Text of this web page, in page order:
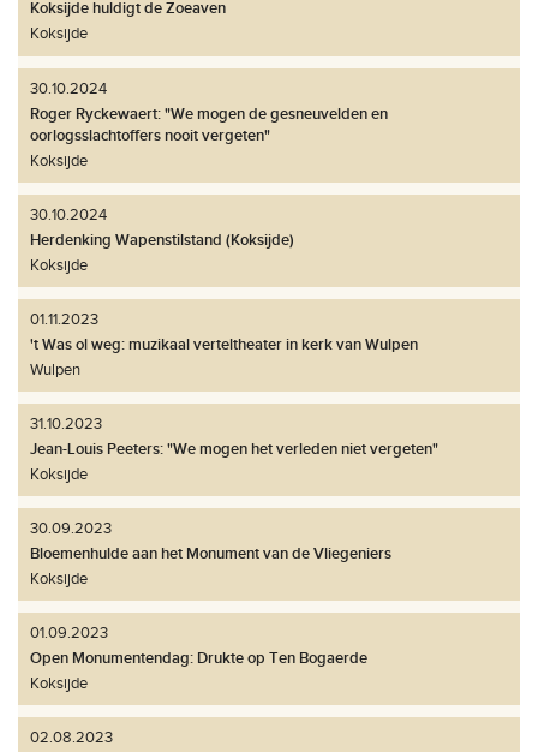
Koksijde huldigt de Zoeaven
Koksijde
30.10.2024
Roger Ryckewaert: "We mogen de gesneuvelden en
oorlogsslachtoffers nooit vergeten"
Koksijde
30.10.2024
Herdenking Wapenstilstand (Koksijde)
Koksijde
01.11.2023
't Was ol weg: muzikaal verteltheater in kerk van Wulpen
Wulpen
31.10.2023
Jean-Louis Peeters: "We mogen het verleden niet vergeten"
Koksijde
30.09.2023
Bloemenhulde aan het Monument van de Vliegeniers
Koksijde
01.09.2023
Open Monumentendag: Drukte op Ten Bogaerde
Koksijde
02.08.2023